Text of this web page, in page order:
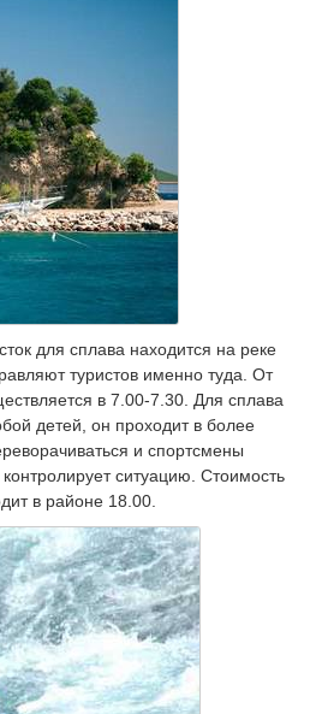
для сплава находится на реке
туристов именно туда. От
в 7.00-7.30. Для сплава
детей, он проходит в более
и спортсмены
ситуацию. Стоимость
в районе 18.00.